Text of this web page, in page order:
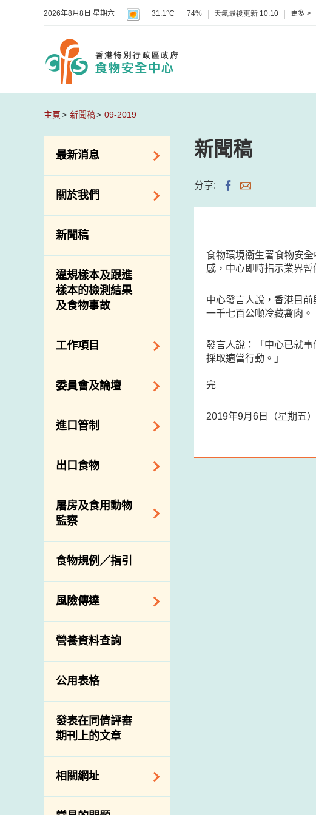
2026年8月8日 星期六 31.1°C 74% 天氣最後更新 10:10 更多 >
主頁 新聞稿 09-2019
最新消息
食物警報 / 致敏物
警報
活動
關於我們
組織結構
介紹短片
新聞稿
違規樣本及跟進
樣本的檢測結果
及食物事故
工作項目
降低膳食中的鈉和
糖
食物安全重點控制
系統
基因改造食物
資料
食物安全之風險評
估
食物事故應變及管
理
食物消費量調查
總膳食研究
有機食物
高風險食物
抗菌素耐藥性
委員會及論壇
食物安全專家委員
會
消費者聯繫小組
進口管制
食物進口商和食物
分銷商登記制度
絡內地有關當局
進口食物管制
口檢驗
出口食物
出口驗證
出口食物往內地
出口商及業界的消
息
屠房及食用動物
監察
規管農業化學物及
獸醫藥物在食用動
物上的使用
屠房及疾病監測
宰前檢驗
宰後檢驗
結果
屠房及肉類檢驗
食物規例／指引
風險傳達
主題項目
項目及活動
資訊平台
下載
公開比賽
營養資料查詢
公用表格
發表在同儕評審
期刊上的文章
相關網址
相關政府部門／機
新聞稿
分享:
食物環境衞生署食物安
感，中心即時指示業界
中心發言人說，香港目
一千七百公噸冷藏禽肉。
發言人說：「中心已就
採取適當行動。」
完
2019年9月6日（星期五）